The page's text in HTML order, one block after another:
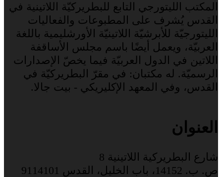
المكتب الليتورجي التابع للبطريركيّة اللاتينية في
القدس يُشرف على المطبوعات والفعاليات
الليتورجيّة للأبرشيّة اللاتينيّة الأورشليمية باللغة
العربيّة، ويعمل أيضًا باسم مجلس الأساقفة
اللاتين في الدول العربيّة فيما يخصّ الإصدارات
الرسميّة. له مكتبان: في مقرّ البطريركيّة في
القدس، وفي المعهد الإكليريكي - بيت جالا.
العنوان
شارع البطريركية اللاتينية 8
ص. ب. 14152، باب الخليل، القدس 9114101